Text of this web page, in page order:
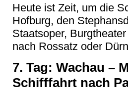
Heute ist Zeit, um die
Hofburg, den
Staatsoper,
nach Rossatz oder
7. Tag: Wachau –
Schifffahrt nach